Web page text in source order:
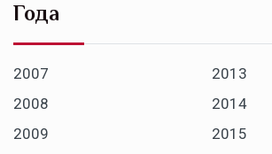
Года
2007
2008
2009
2013
2014
2015